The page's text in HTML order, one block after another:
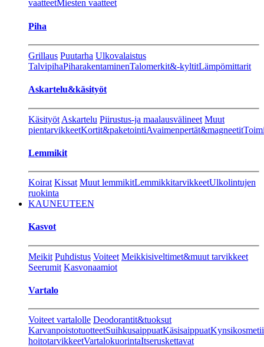
vaatteetMiesten vaatteet
Piha
Grillaus Puutarha Ulkovalaistus
TalvipihaPiharakentaminenTalomerkit&-kyltitLämpömittarit
Askartelu&käsityöt
Käsityöt Askartelu Piirustus-ja maalausvälineet Muut
pientarvikkeetKortit&paketointiAvaimenpertät&magneetit
Lemmikit
Koirat Kissat Muut lemmikitLemmikkitarvikkeetUlkolintujen
ruokinta
KAUNEUTEEN
Kasvot
Meikit Puhdistus Voiteet Meikkisiveltimet&muut tarvikkeet
Seerumit Kasvonaamiot
Vartalo
Voiteet vartalolle Deodorantit&tuoksut
KarvanpoistotuotteetSuihkusaippuatKäsisaippuat
hoitotarvikkeetVartalokuorintaItseruskettavat